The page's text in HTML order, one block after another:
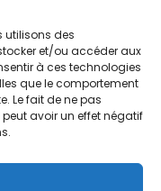
utilisons des
et/ou accéder aux
à ces technologies
que le comportement
Le fait de ne pas
avoir un effet négatif